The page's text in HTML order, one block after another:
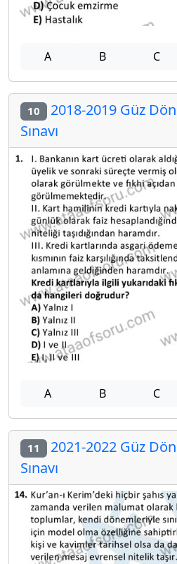
A B C
10 2018-2019 Güz
Sınavı
A B C
11 2021-2022 Güz
Sınavı